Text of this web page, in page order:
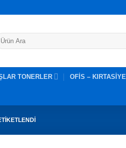
TONERLER OFİS – KIRTASİYE